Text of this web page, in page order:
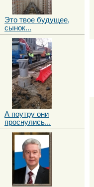
Это твое будущее,
сынок...
А поутру они
проснулись...